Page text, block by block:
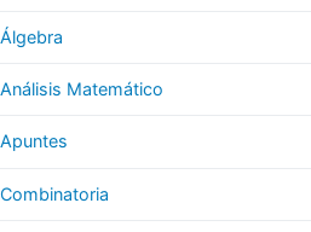
Álgebra
Análisis Matemático
Apuntes
Combinatoria